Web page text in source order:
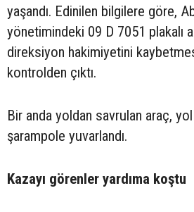
yaşandı. Edinilen bilgilere göre,
yönetimindeki 09 D 7051 plakalı
direksiyon hakimiyetini
kontrolden çıktı.
Bir anda yoldan savrulan araç, yol
şarampole yuvarlandı.
Kazayı görenler yardıma koştu